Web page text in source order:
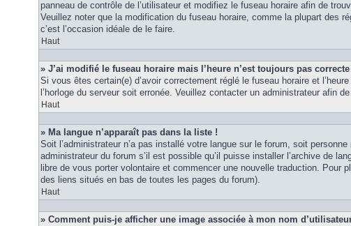
panneau de contrôle de l’utilisateur et modifiez le fuseau horaire afin de
Veuillez noter que la modification du fuseau horaire, comme la plupart des
c’est l’occasion idéale de le faire.
Haut
» J’ai modifié le fuseau horaire mais l’heure n’est toujours pas correcte
Si vous êtes certain(e) d’avoir correctement réglé le fuseau horaire et
l’horloge du serveur soit erronée. Veuillez contacter un administrateur afin
Haut
» Ma langue n’apparaît pas dans la liste !
Soit l’administrateur n’a pas installé votre langue sur le forum, soit
administrateur du forum s’il est possible qu’il puisse installer l’archive de
libre de vous porter volontaire et commencer une nouvelle traduction.
des liens situés en bas de toutes les pages du forum).
Haut
» Comment puis-je afficher une image associée à mon nom